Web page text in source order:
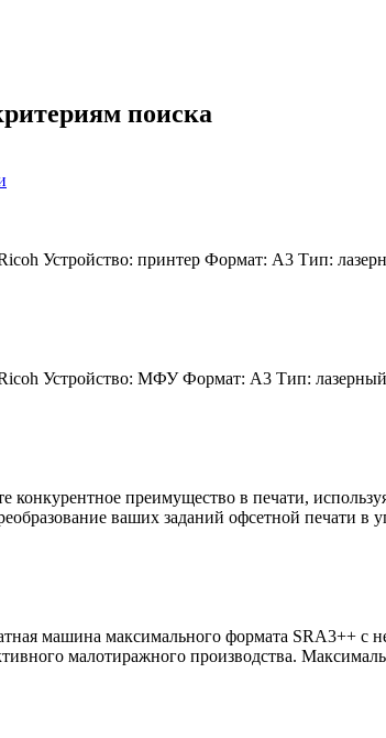
поиска
Устройство: принтер Формат: A3 Тип:
Устройство: МФУ Формат: A3 Тип: лазерный
конкурентное преимущество в печати,
ваших заданий офсетной печати в
машина максимального формата SRА3++ с
малотиражного производства.